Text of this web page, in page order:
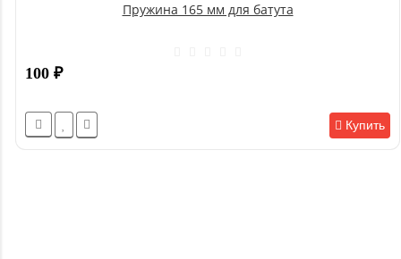
Пружина 165 мм для батута
100 ₽
Купить